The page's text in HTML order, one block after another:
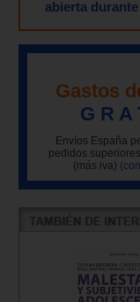
abierta
Gastos
G R A
Envíos España
pedidos
(más iva)